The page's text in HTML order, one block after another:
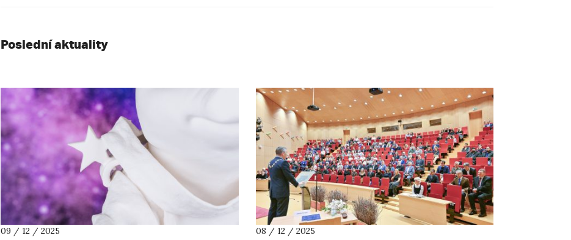
Poslední aktuality
09 / 12 / 2025 08 / 12 / 2025